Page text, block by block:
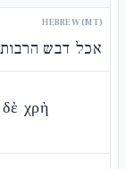
HEBREW (MT)
אכל דבש
χρὴ